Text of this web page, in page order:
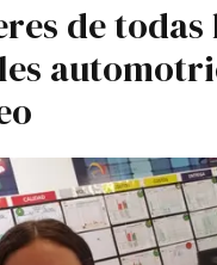
de todas